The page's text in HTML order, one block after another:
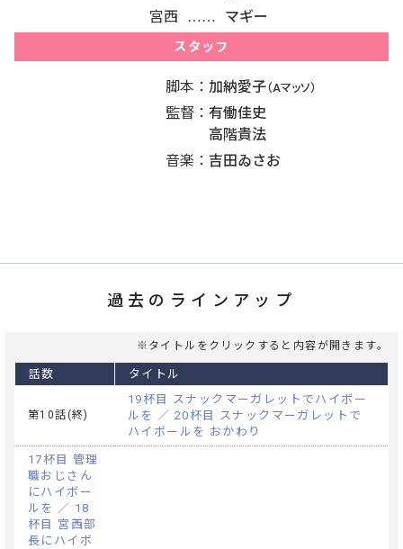
宮西
マギー
スタッフ
脚本 加納愛子（Aマッソ）
監督
有働佳史
高階貴法
音楽
吉田ゐさお
過去のラインアップ
※タイトルをクリックすると内容が開きます。
話数 タイトル
第10話(終)
19杯目 スナックマーガレットでハイボー
ルを ／ 20杯目 スナックマーガレットで
ハイボールを おかわり
17杯目 管理
職おじさん
にハイボー
ルを ／ 18
杯目 宮西部
長にハイボ